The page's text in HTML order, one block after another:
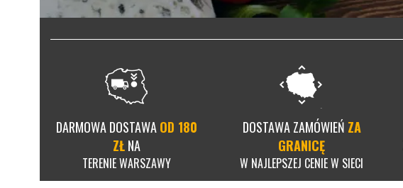
DARMOWA DOSTAWAOD 180
ZŁNA
TERENIE WARSZAWY
DOSTAWA ZAMÓWIEŃ ZA
GRANICĘ
W NAJLEPSZEJ CENIE W SIECI